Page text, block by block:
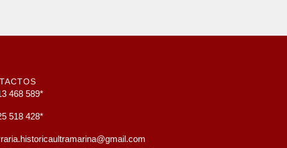
468 589*
518 428*